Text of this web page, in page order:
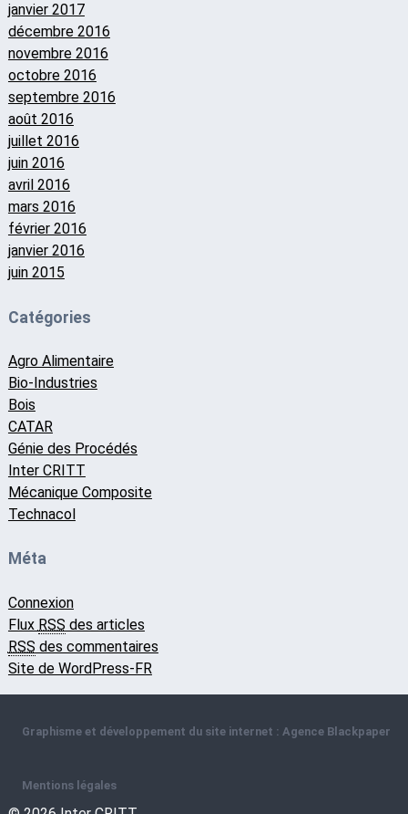
janvier 2017
décembre 2016
novembre 2016
octobre 2016
septembre 2016
août 2016
juillet 2016
juin 2016
avril 2016
mars 2016
février 2016
janvier 2016
juin 2015
Catégories
Agro Alimentaire
Bio-Industries
Bois
CATAR
Génie des Procédés
Inter CRITT
Mécanique Composite
Technacol
Méta
Connexion
Flux RSS des articles
RSS des commentaires
Site de WordPress-FR
Graphisme et développement du site internet : Agence Blackpaper
Mentions légales